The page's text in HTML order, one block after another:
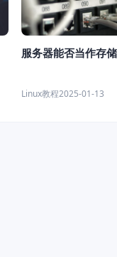
服务器能否当作存
Linux教程2025-01-13